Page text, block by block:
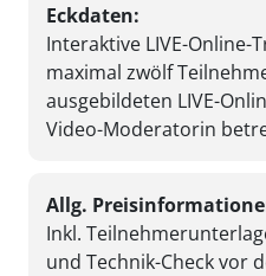
Eckdaten:
Interaktive LIVE-Online-
maximal zwölf
ausgebildeten LIVE-
Video-Moderatorin
Allg.
Inkl.
und Technik-Check vor